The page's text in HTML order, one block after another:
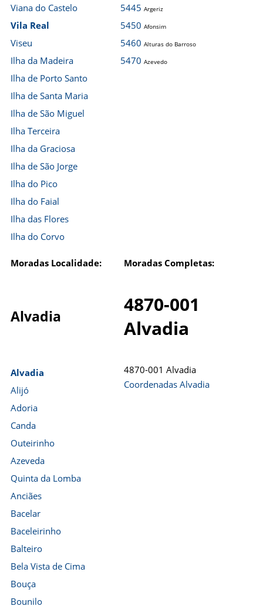
Viana do Castelo
Vila Real
Viseu
Ilha da Madeira
Ilha de Porto Santo
Ilha de Santa Maria
Ilha de São Miguel
Ilha Terceira
Ilha da Graciosa
Ilha de São Jorge
Ilha do Pico
Ilha do Faial
Ilha das Flores
Ilha do Corvo
5445 Argeriz
5450 Afonsim
5460 Alturas do Barroso
5470 Azevedo
Moradas Localidade: Moradas Completas:
Alvadia
4870-001
Alvadia
Alvadia
Alijó
Adoria
Canda
Outeirinho
Azeveda
Quinta da Lomba
Anciães
Bacelar
Baceleirinho
Balteiro
Bela Vista de Cima
Bouça
Bounilo
4870-001 Alvadia
Coordenadas Alvadia